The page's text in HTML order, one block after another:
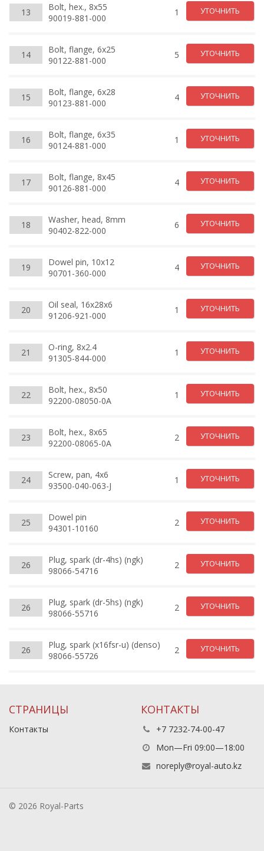
13
Bolt, hex., 8x55
90019-881-000
1 УТОЧНИТЬ
14
Bolt, flange, 6x25
90122-881-000
5 УТОЧНИТЬ
15
Bolt, flange, 6x28
90123-881-000
4 УТОЧНИТЬ
16
Bolt, flange, 6x35
90124-881-000
1 УТОЧНИТЬ
17
Bolt, flange, 8x45
90126-881-000
4 УТОЧНИТЬ
18
Washer, head, 8mm
90402-822-000
6 УТОЧНИТЬ
19
Dowel pin, 10x12
90701-360-000
4 УТОЧНИТЬ
20
Oil seal, 16x28x6
91206-921-000
1 УТОЧНИТЬ
21
O-ring, 8x2.4
91305-844-000
1 УТОЧНИТЬ
22
Bolt, hex., 8x50
92200-08050-0A
1 УТОЧНИТЬ
23
Bolt, hex., 8x65
92200-08065-0A
2 УТОЧНИТЬ
24
Screw, pan, 4x6
93500-040-063-J
1 УТОЧНИТЬ
25
Dowel pin
94301-10160
2 УТОЧНИТЬ
26
Plug, spark (dr-4hs) (ngk)
98066-54716
2 УТОЧНИТЬ
26
Plug, spark (dr-5hs) (ngk)
98066-55716
2 УТОЧНИТЬ
26
Plug, spark (x16fsr-u) (denso)
98066-55726
2 УТОЧНИТЬ
СТРАНИЦЫ
Контакты
КОНТАКТЫ
+7 7232-74-00-47
Mon—Fri 09:00—18:00
noreply@royal-auto.kz
© 2026 Royal-Parts